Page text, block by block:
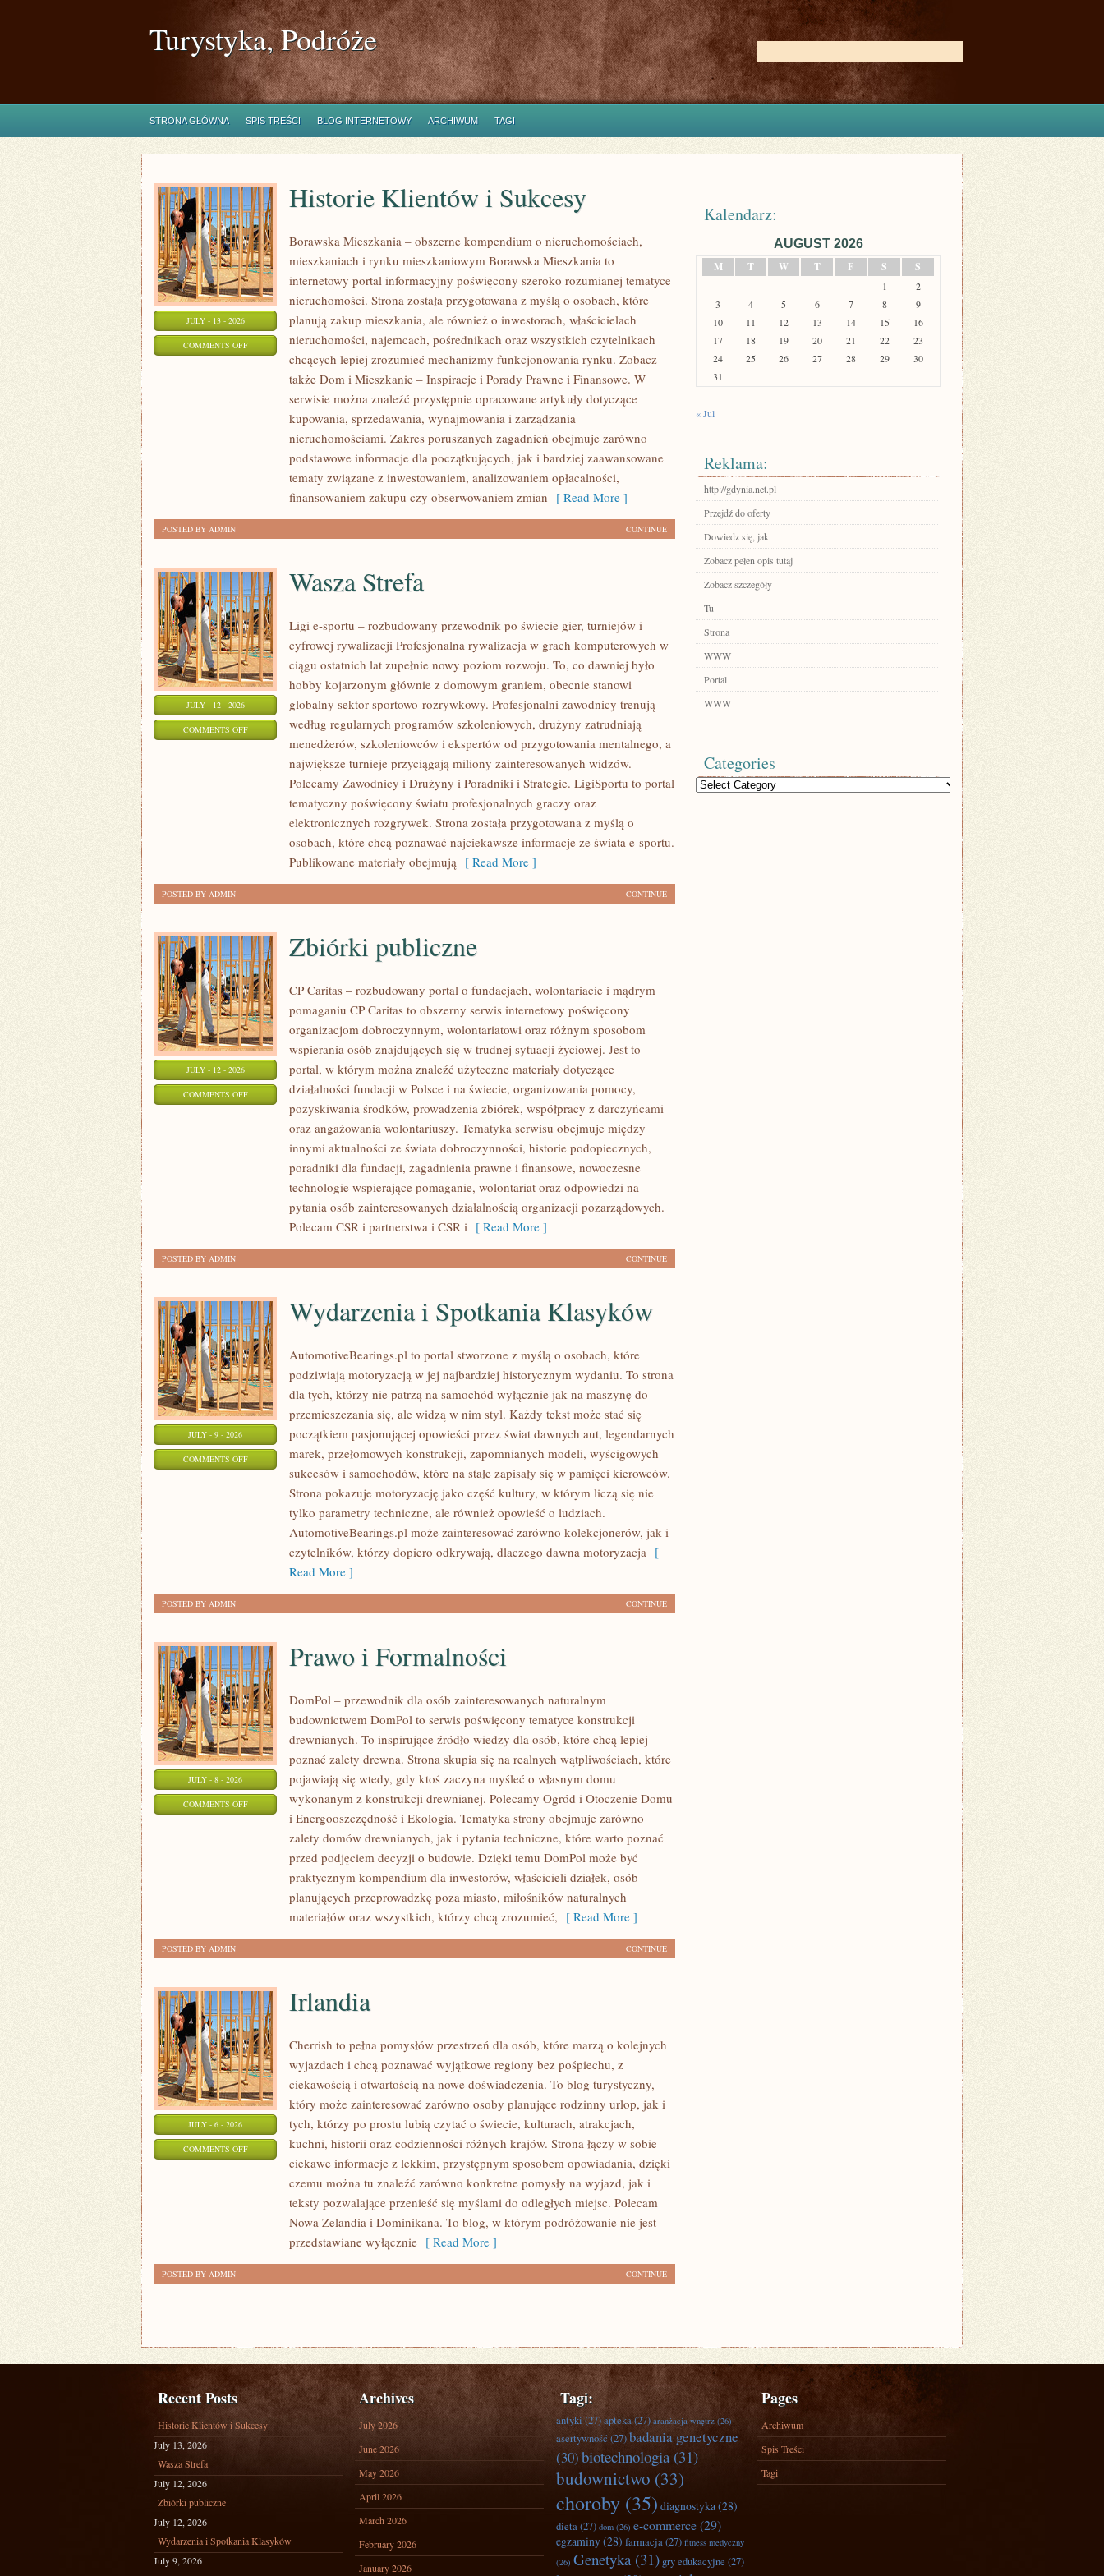
Turystyka, Podróże
STRONA GŁÓWNA SPIS TREŚCI BLOG INTERNETOWY ARCHIWUM TAGI
JULY - 13 - 2026
COMMENTS OFFON
Historie Klientów i Sukcesy
Borawska Mieszkania – obszerne kompendium o nieruchomościach,
mieszkaniach i rynku mieszkaniowym Borawska Mieszkania to
internetowy portal informacyjny poświęcony szeroko rozumianej tematyce
nieruchomości. Strona została przygotowana z myślą o osobach, które
planują zakup mieszkania, ale również o inwestorach, właścicielach
nieruchomości, najemcach, pośrednikach oraz wszystkich czytelnikach
chcących lepiej zrozumieć mechanizmy funkcjonowania rynku. Zobacz
także Dom i Mieszkanie – Inspiracje i Porady Prawne i Finansowe. W
serwisie można znaleźć przystępnie opracowane artykuły dotyczące
kupowania, sprzedawania, wynajmowania i zarządzania
nieruchomościami. Zakres poruszanych zagadnień obejmuje zarówno
podstawowe informacje dla początkujących, jak i bardziej zaawansowane
tematy związane z inwestowaniem, analizowaniem opłacalności,
finansowaniem zakupu czy obserwowaniem zmian [ Read More ]
CONTINUE
POSTED BY ADMIN
JULY - 12 - 2026
COMMENTS OFFON
Wasza Strefa
Ligi e-sportu – rozbudowany przewodnik po świecie gier, turniejów i
cyfrowej rywalizacji Profesjonalna rywalizacja w grach komputerowych w
ciągu ostatnich lat zupełnie nowy poziom rozwoju. To, co dawniej było
hobby kojarzonym głównie z domowym graniem, obecnie stanowi
globalny sektor sportowo-rozrywkowy. Profesjonalni zawodnicy trenują
według regularnych programów szkoleniowych, drużyny zatrudniają
menedżerów, szkoleniowców i ekspertów od przygotowania mentalnego, a
największe turnieje przyciągają miliony zainteresowanych widzów.
Polecamy Zawodnicy i Drużyny i Poradniki i Strategie. LigiSportu to portal
tematyczny poświęcony światu profesjonalnych graczy oraz
elektronicznych rozgrywek. Strona została przygotowana z myślą o
osobach, które chcą poznawać najciekawsze informacje ze świata e-sportu.
Publikowane materiały obejmują [ Read More ]
CONTINUE
POSTED BY ADMIN
JULY - 12 - 2026
COMMENTS OFFON
PUBLICZNE
Zbiórki publiczne
CP Caritas – rozbudowany portal o fundacjach, wolontariacie i mądrym
pomaganiu CP Caritas to obszerny serwis internetowy poświęcony
organizacjom dobroczynnym, wolontariatowi oraz różnym sposobom
wspierania osób znajdujących się w trudnej sytuacji życiowej. Jest to
portal, w którym można znaleźć użyteczne materiały dotyczące
działalności fundacji w Polsce i na świecie, organizowania pomocy,
pozyskiwania środków, prowadzenia zbiórek, współpracy z darczyńcami
oraz angażowania wolontariuszy. Tematyka serwisu obejmuje między
innymi aktualności ze świata dobroczynności, historie podopiecznych,
poradniki dla fundacji, zagadnienia prawne i finansowe, nowoczesne
technologie wspierające pomaganie, wolontariat oraz odpowiedzi na
pytania osób zainteresowanych działalnością organizacji pozarządowych.
Polecam CSR i partnerstwa i CSR i [ Read More ]
CONTINUE
POSTED BY ADMIN
JULY - 9 - 2026
COMMENTS OFFON
WYDARZENIA
SPOTKANIA
KLASYKÓW
Wydarzenia i Spotkania Klasyków
AutomotiveBearings.pl to portal stworzone z myślą o osobach, które
podziwiają motoryzacją w jej najbardziej historycznym wydaniu. To strona
dla tych, którzy nie patrzą na samochód wyłącznie jak na maszynę do
przemieszczania się, ale widzą w nim styl. Każdy tekst może stać się
początkiem pasjonującej opowieści przez świat dawnych aut, legendarnych
marek, przełomowych konstrukcji, zapomnianych modeli, wyścigowych
sukcesów i samochodów, które na stałe zapisały się w pamięci kierowców.
Strona pokazuje motoryzację jako część kultury, w którym liczą się nie
tylko parametry techniczne, ale również opowieść o ludziach.
AutomotiveBearings.pl może zainteresować zarówno kolekcjonerów, jak i
czytelników, którzy dopiero odkrywają, dlaczego dawna motoryzacja [
Read More ]
CONTINUE
POSTED BY ADMIN
JULY - 8 - 2026
COMMENTS OFFON
FORMALNOŚCI
Prawo i Formalności
DomPol – przewodnik dla osób zainteresowanych naturalnym
budownictwem DomPol to serwis poświęcony tematyce konstrukcji
drewnianych. To inspirujące źródło wiedzy dla osób, które chcą lepiej
poznać zalety drewna. Strona skupia się na realnych wątpliwościach, które
pojawiają się wtedy, gdy ktoś zaczyna myśleć o własnym domu
wykonanym z konstrukcji drewnianej. Polecamy Ogród i Otoczenie Domu
i Energooszczędność i Ekologia. Tematyka strony obejmuje zarówno
zalety domów drewnianych, jak i pytania techniczne, które warto poznać
przed podjęciem decyzji o budowie. Dzięki temu DomPol może być
praktycznym kompendium dla inwestorów, właścicieli działek, osób
planujących przeprowadzkę poza miasto, miłośników naturalnych
materiałów oraz wszystkich, którzy chcą zrozumieć, [ Read More ]
CONTINUE
POSTED BY ADMIN
JULY - 6 - 2026
COMMENTS OFFON
Irlandia
Cherrish to pełna pomysłów przestrzeń dla osób, które marzą o kolejnych
wyjazdach i chcą poznawać wyjątkowe regiony bez pośpiechu, z
ciekawością i otwartością na nowe doświadczenia. To blog turystyczny,
który może zainteresować zarówno osoby planujące rodzinny urlop, jak i
tych, którzy po prostu lubią czytać o świecie, kulturach, atrakcjach,
kuchni, historii oraz codzienności różnych krajów. Strona łączy w sobie
ciekawe informacje z lekkim, przystępnym sposobem opowiadania, dzięki
czemu można tu znaleźć zarówno konkretne pomysły na wyjazd, jak i
teksty pozwalające przenieść się myślami do odległych miejsc. Polecam
Nowa Zelandia i Dominikana. To blog, w którym podróżowanie nie jest
przedstawiane wyłącznie [ Read More ]
CONTINUE
POSTED BY ADMIN
Kalendarz:
AUGUST 2026
M
T W T F S S
1
2
3
4 5 6 7 8
9
10
11 12 13 14 15
16
17
18 19 20 21 22
23
24
25 26 27 28 29
30
31
« Jul
Reklama:
http://gdynia.net.pl
Przejdź do oferty
Dowiedz się, jak
Zobacz pełen opis tutaj
Zobacz szczegóły
Tu
Strona
WWW
Portal
WWW
Categories
Categories
Recent Posts
Historie Klientów i Sukcesy
July 13, 2026
Wasza Strefa
July 12, 2026
Zbiórki publiczne
July 12, 2026
Wydarzenia i Spotkania Klasyków
July 9, 2026
Archives
July 2026
June 2026
May 2026
April 2026
March 2026
February 2026
January 2026
Tagi:
antyki(27)apteka(27) aranżacja wnętrz (26)
asertywność (27)badania genetyczne
(30)biotechnologia(31)
budownictwo (33)
choroby (35) diagnostyka(28)
dieta(27) dom (26) e-commerce(29)
egzaminy(28) farmacja(27) fitness medyczny
(26) Genetyka(31) gry edukacyjne (27)
Pages
Archiwum
Spis Treści
Tagi